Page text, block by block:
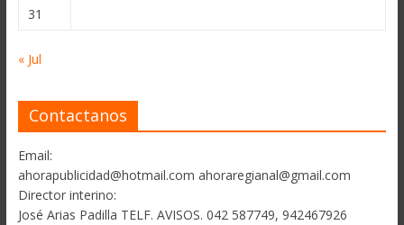
31
« Jul
Contactanos
Email:
ahorapublicidad@hotmail.com ahoraregianal@gmail.com
Director interino:
José Arias Padilla TELF. AVISOS. 042 587749, 942467926